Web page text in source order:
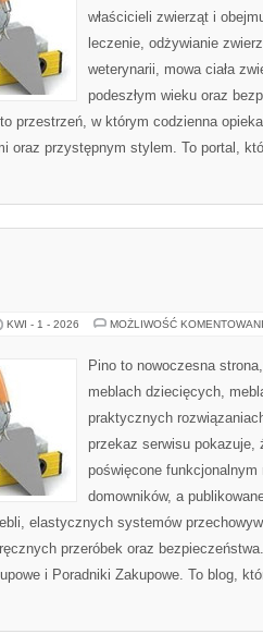
właścicieli zwierząt i
leczenie, odżywianie
weterynarii, mowa ciała
podeszłym wieku oraz
przestrzeń, w którym codzienna
oraz przystępnym stylem. To portal,
KWI - 1 - 2026 MOŻLIWOŚĆ
Pino to nowoczesna
meblach dziecięcych,
praktycznych
przekaz serwisu pokazuje,
poświęcone
domowników, a
elastycznych systemów
przeróbek oraz
i Poradniki Zakupowe. To blog,